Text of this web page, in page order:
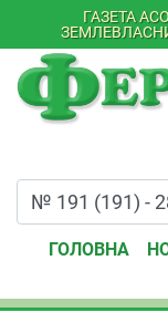
ГАЗЕТА
ГОЛОВНА